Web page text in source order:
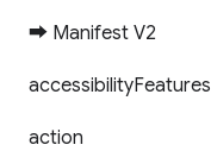
➡ Manifest V2
accessibilityFeatures
action